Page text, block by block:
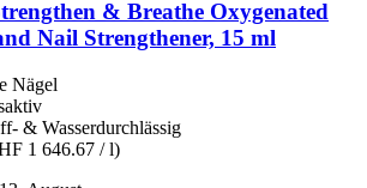
& Breathe Oxygenated
Nail Strengthener, 15 ml
Nägel
& Wasserdurchlässig
1 646.67 / l)